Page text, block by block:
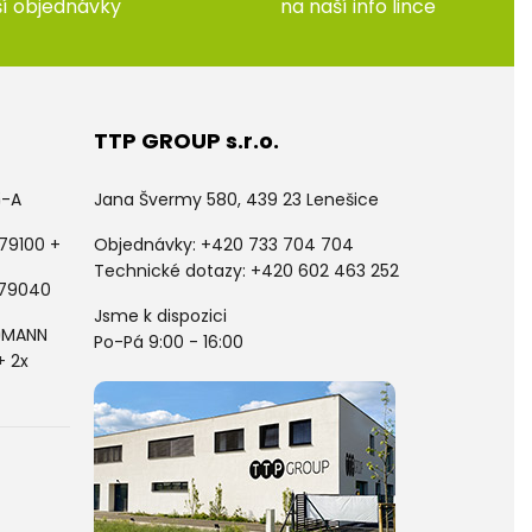
objednávky
na naší info lince
A
+
2x
TTP GROUP s.r.o.
Jana Švermy 580, 439 23 Lenešice
Objednávky: +420 733 704 704
Technické dotazy: +420 602 463 252
Jsme k dispozici
Po-Pá 9:00 - 16:00